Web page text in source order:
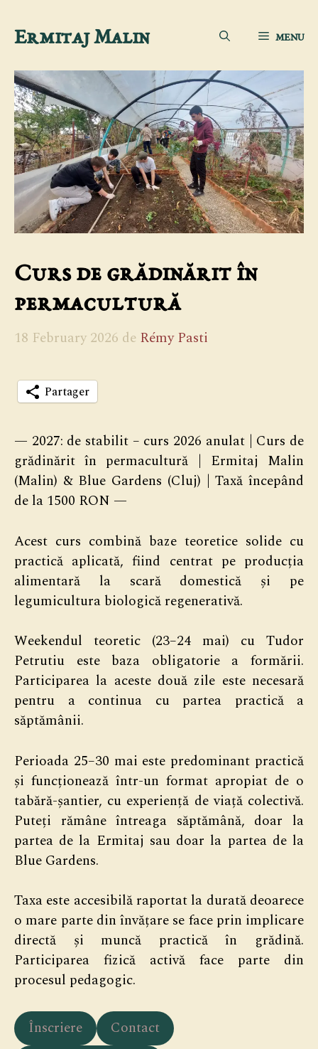
Sari
conținut
Ermitaj Malin MENU
Curs de grădinărit în
permacultură
18 February 2026 de Rémy Pasti
Partager
— 2027: de stabilit – curs 2026 anulat | Curs de
grădinărit în permacultură | Ermitaj Malin
(Malin) & Blue Gardens (Cluj) | Taxă începând
de la 1500 RON —
Acest curs combină baze teoretice solide cu
practică aplicată, fiind centrat pe producția
alimentară la scară domestică și pe
legumicultura biologică regenerativă.
Weekendul teoretic (23–24 mai) cu Tudor
Petrutiu este baza obligatorie a formării.
Participarea la aceste două zile este necesară
pentru a continua cu partea practică a
săptămânii.
Perioada 25–30 mai este predominant practică
și funcționează într-un format apropiat de o
tabără-șantier, cu experiență de viață colectivă.
Puteți rămâne întreaga săptămână, doar la
partea de la Ermitaj sau doar la partea de la
Blue Gardens.
Taxa este accesibilă raportat la durată deoarece
o mare parte din învățare se face prin implicare
directă și muncă practică în grădină.
Participarea fizică activă face parte din
procesul pedagogic.
Înscriere
Contact